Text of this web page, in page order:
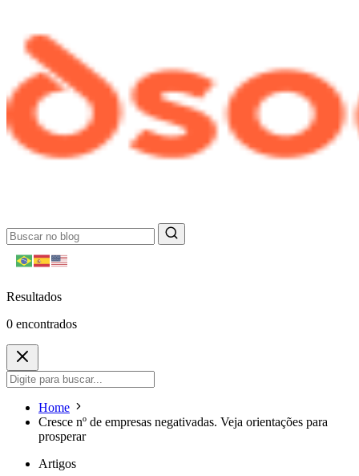
Resultados
0 encontrados
Home
Cresce nº de empresas negativadas. Veja orientações para
prosperar
Artigos